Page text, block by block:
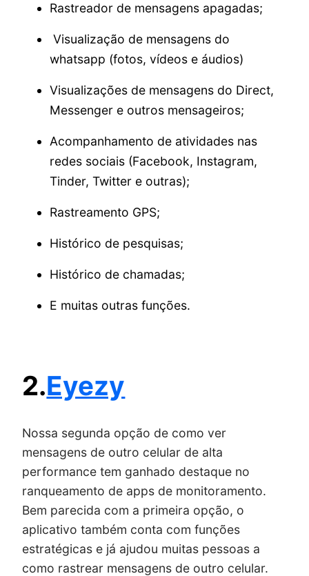
Rastreador de mensagens apagadas;
Visualização de mensagens do
whatsapp (fotos, vídeos e áudios)
Visualizações de mensagens do Direct,
Messenger e outros mensageiros;
Acompanhamento de atividades nas
redes sociais (Facebook, Instagram,
Tinder, Twitter e outras);
Rastreamento GPS;
Histórico de pesquisas;
Histórico de chamadas;
E muitas outras funções.
2.Eyezy
Nossa segunda opção de como ver
mensagens de outro celular de alta
performance tem ganhado destaque no
ranqueamento de apps de monitoramento.
Bem parecida com a primeira opção, o
aplicativo também conta com funções
estratégicas e já ajudou muitas pessoas a
como rastrear mensagens de outro celular.